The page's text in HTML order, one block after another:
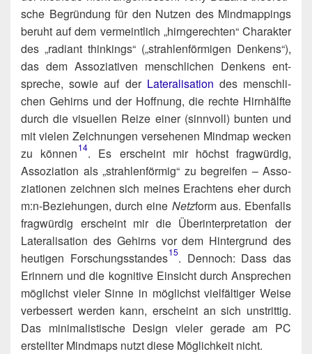
sche Begrün­dung für den Nut­zen des Mind­map­pings
beruht auf dem ver­meint­lich „hirn­ge­rech­ten“ Cha­rak­ter
des „radi­ant thin­kings“ („strah­len­för­mi­gen Den­kens“),
das dem Asso­zia­ti­ven mensch­li­chen Den­kens ent­
spre­che, sowie auf der Late­ra­li­sa­ti­on des mensch­li­
chen Gehirns und der Hoff­nung, die rech­te Hirn­hälf­te
durch die visu­el­len Rei­ze einer (sinn­voll) bun­ten und
mit vie­len Zeich­nun­gen ver­se­he­nen Mind­map wecken
zu können​14. Es erscheint mir höchst frag­wür­dig,
Asso­zia­ti­on als „strah­len­för­mig“ zu begrei­fen – Asso­
zia­tio­nen zeich­nen sich mei­nes Erach­tens eher durch
m:n‑Beziehungen, durch eine Netzform aus. Eben­falls
frag­wür­dig erscheint mir die Über­in­ter­pre­ta­ti­on der
Late­ra­li­sa­ti­on des Gehirns vor dem Hin­ter­grund des
heu­ti­gen Forschungsstandes​15. Den­noch: Dass das
Erin­nern und die kogni­ti­ve Ein­sicht durch Anspre­chen
mög­lichst vie­ler Sin­ne in mög­lichst viel­fäl­ti­ger Wei­se
ver­bes­sert wer­den kann, erscheint an sich unstrit­tig.
Das mini­ma­lis­ti­sche Design vie­ler gera­de am PC
erstell­ter Mind­maps nutzt die­se Mög­lich­keit nicht.